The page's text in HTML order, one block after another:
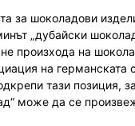
за шоколадови
„дубайски
произхода на
на германската
тази позиция,
може да се